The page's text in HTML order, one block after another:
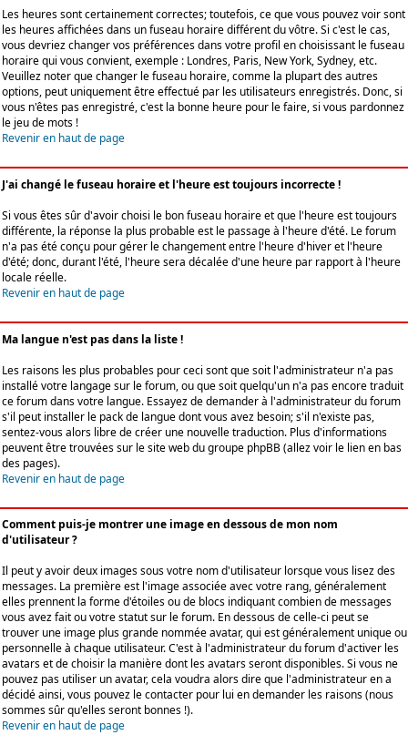
Les heures sont certainement correctes; toutefois, ce que vous pouvez voir sont
les heures affichées dans un fuseau horaire différent du vôtre. Si c'est le cas,
vous devriez changer vos préférences dans votre profil en choisissant le fuseau
horaire qui vous convient, exemple : Londres, Paris, New York, Sydney, etc.
Veuillez noter que changer le fuseau horaire, comme la plupart des autres
options, peut uniquement être effectué par les utilisateurs enregistrés. Donc, si
vous n'êtes pas enregistré, c'est la bonne heure pour le faire, si vous pardonnez
le jeu de mots !
Revenir en haut de page
J'ai changé le fuseau horaire et l'heure est toujours incorrecte !
Si vous êtes sûr d'avoir choisi le bon fuseau horaire et que l'heure est toujours
différente, la réponse la plus probable est le passage à l'heure d'été. Le forum
n'a pas été conçu pour gérer le changement entre l'heure d'hiver et l'heure
d'été; donc, durant l'été, l'heure sera décalée d'une heure par rapport à l'heure
locale réelle.
Revenir en haut de page
Ma langue n'est pas dans la liste !
Les raisons les plus probables pour ceci sont que soit l'administrateur n'a pas
installé votre langage sur le forum, ou que soit quelqu'un n'a pas encore traduit
ce forum dans votre langue. Essayez de demander à l'administrateur du forum
s'il peut installer le pack de langue dont vous avez besoin; s'il n'existe pas,
sentez-vous alors libre de créer une nouvelle traduction. Plus d'informations
peuvent être trouvées sur le site web du groupe phpBB (allez voir le lien en bas
des pages).
Revenir en haut de page
Comment puis-je montrer une image en dessous de mon nom
d'utilisateur ?
Il peut y avoir deux images sous votre nom d'utilisateur lorsque vous lisez des
messages. La première est l'image associée avec votre rang, généralement
elles prennent la forme d'étoiles ou de blocs indiquant combien de messages
vous avez fait ou votre statut sur le forum. En dessous de celle-ci peut se
trouver une image plus grande nommée avatar, qui est généralement unique ou
personnelle à chaque utilisateur. C'est à l'administrateur du forum d'activer les
avatars et de choisir la manière dont les avatars seront disponibles. Si vous ne
pouvez pas utiliser un avatar, cela voudra alors dire que l'administrateur en a
décidé ainsi, vous pouvez le contacter pour lui en demander les raisons (nous
sommes sûr qu'elles seront bonnes !).
Revenir en haut de page